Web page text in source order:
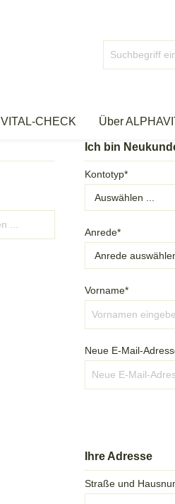
VITAL-CHECK Über
Ich bin
Kontotyp*
Anrede*
Vorname*
Neue E-Mail-
Ihre Adresse
Straße und